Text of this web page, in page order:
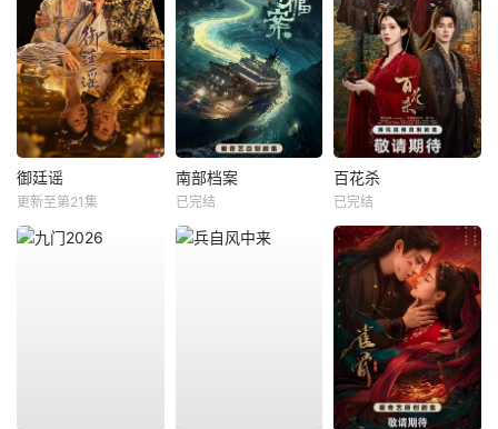
御廷谣
更新至第21集
南部档案
已完结
百花杀
已完结